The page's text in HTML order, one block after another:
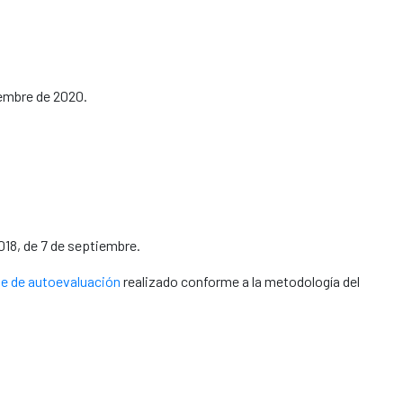
de 2020.
de 7 de septiembre.
de autoevaluación realizado conforme a la metodología del